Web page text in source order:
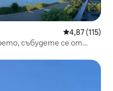
Средна
4,87 (115)
събудете се от